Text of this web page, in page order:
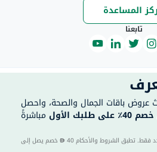
المساعدة
تابعنا
عروض باقات الجمال والصحة، واحصل
خصم 40٪ على طلبك الأول